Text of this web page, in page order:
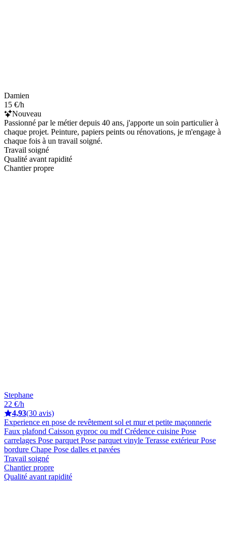
Damien
15 €/h
Nouveau
Passionné par le métier depuis 40 ans, j'apporte un soin particulier à
chaque projet. Peinture, papiers peints ou rénovations, je m'engage à
chaque fois à un travail soigné.
Travail soigné
Qualité avant rapidité
Chantier propre
Stephane
22 €/h
4,93(30 avis)
Experience en pose de revêtement sol et mur et petite maçonnerie
Faux plafond Caisson gyproc ou mdf Crédence cuisine Pose
carrelages Pose parquet Pose parquet vinyle Terasse extérieur Pose
bordure Chape Pose dalles et pavées
Travail soigné
Chantier propre
Qualité avant rapidité